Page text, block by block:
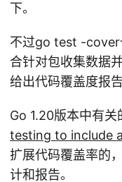
下。
不过go test -cover
合针对包收集数据
给出代码覆盖度报告
Go 1.20版本中有关
testing to include
扩展代码覆盖率的
计和报告。